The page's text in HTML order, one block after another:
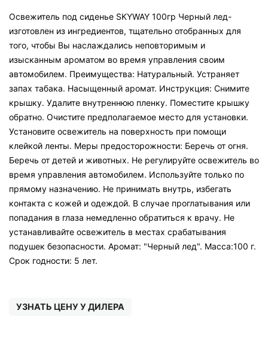
Освежитель под сиденье SKYWAY 100гр Черный лед-
изготовлен из ингредиентов, тщательно отобранных для
того, чтобы Вы наслаждались неповторимым и
изысканным ароматом во время управления своим
автомобилем. Преимущества: Натуральный. Устраняет
запах табака. Насыщенный аромат. Инструкция: Снимите
крышку. Удалите внутреннюю пленку. Поместите крышку
обратно. Очистите предполагаемое место для установки.
Установите освежитель на поверхность при помощи
клейкой ленты. Меры предосторожности: Беречь от огня.
Беречь от детей и животных. Не регулируйте освежитель во
время управления автомобилем. Используйте только по
прямому назначению. Не принимать внутрь, избегать
контакта с кожей и одеждой. В случае проглатывания или
попадания в глаза немедленно обратиться к врачу. Не
устанавливайте освежитель в местах срабатывания
подушек безопасности. Аромат: "Черный лед". Масса:100 г.
Срок годности: 5 лет.
УЗНАТЬ ЦЕНУ У ДИЛЕРА